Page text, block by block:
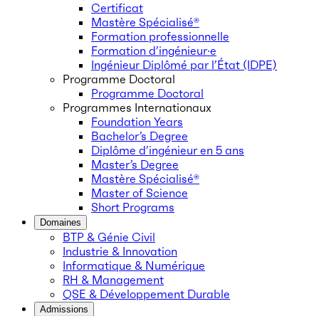
Certificat
Mastère Spécialisé®
Formation professionnelle
Formation d’ingénieur·e
Ingénieur Diplômé par l’État (IDPE)
Programme Doctoral
Programme Doctoral
Programmes Internationaux
Foundation Years
Bachelor’s Degree
Diplôme d’ingénieur en 5 ans
Master’s Degree
Mastère Spécialisé®
Master of Science
Short Programs
Domaines
BTP & Génie Civil
Industrie & Innovation
Informatique & Numérique
RH & Management
QSE & Développement Durable
Admissions